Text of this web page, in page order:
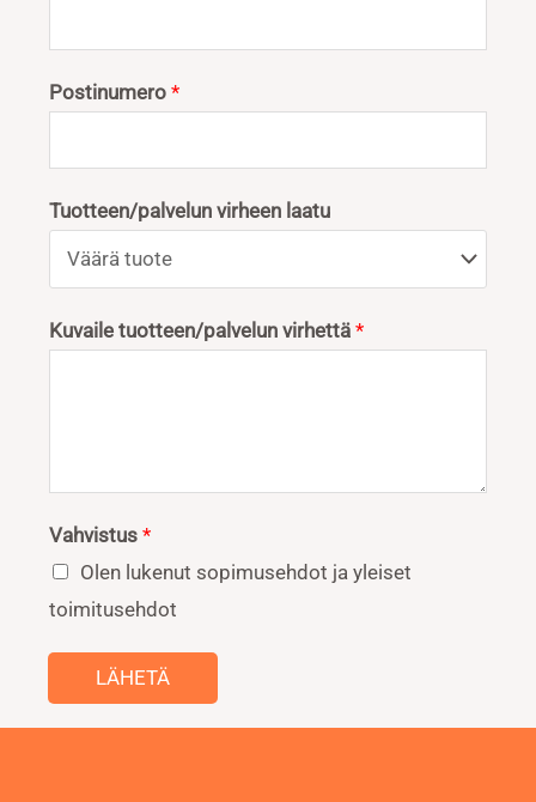
Postinumero *
Tuotteen/palvelun virheen laatu
Kuvaile tuotteen/palvelun virhettä *
Vahvistus *
Olen lukenut sopimusehdot ja yleiset
toimitusehdot
LÄHETÄ